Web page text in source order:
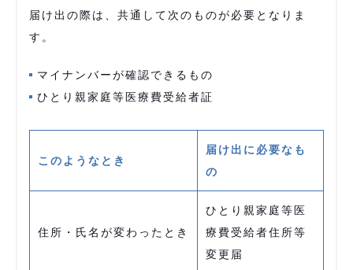
届け出の際は、共通して次のものが必要となりま
す。
マイナンバーが確認できるもの
ひとり親家庭等医療費受給者証
このようなとき
届け出に必要なも
の
住所・氏名が変わったとき
ひとり親家庭等医
療費受給者住所等
変更届